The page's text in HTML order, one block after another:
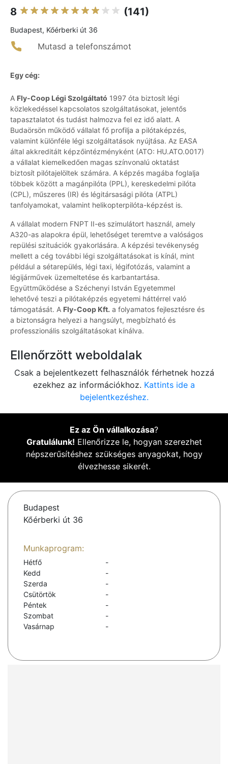
8 (141)
Budapest, Kőérberki út 36
Mutasd a telefonszámot
Egy cég:
A Fly-Coop Légi Szolgáltató 1997 óta biztosít légi
közlekedéssel kapcsolatos szolgáltatásokat, jelentős
tapasztalatot és tudást halmozva fel ez idő alatt. A
Budaörsön működő vállalat fő profilja a pilótaképzés,
valamint különféle légi szolgáltatások nyújtása. Az EASA
által akkreditált képzőintézményként (ATO: HU.ATO.0017)
a vállalat kiemelkedően magas színvonalú oktatást
biztosít pilótajelöltek számára. A képzés magába foglalja
többek között a magánpilóta (PPL), kereskedelmi pilóta
(CPL), műszeres (IR) és légitársasági pilóta (ATPL)
tanfolyamokat, valamint helikopterpilóta-képzést is.
A vállalat modern FNPT II-es szimulátort használ, amely
A320-as alapokra épül, lehetőséget teremtve a valóságos
repülési szituációk gyakorlására. A képzési tevékenység
mellett a cég további légi szolgáltatásokat is kínál, mint
például a sétarepülés, légi taxi, légifotózás, valamint a
légijárművek üzemeltetése és karbantartása.
Együttműködése a Széchenyi István Egyetemmel
lehetővé teszi a pilótaképzés egyetemi háttérrel való
támogatását. A Fly-Coop Kft. a folyamatos fejlesztésre és
a biztonságra helyezi a hangsúlyt, megbízható és
professzionális szolgáltatásokat kínálva.
Ellenőrzött weboldalak
Csak a bejelentkezett felhasználók férhetnek hozzá
ezekhez az információkhoz. Kattints ide a
bejelentkezéshez.
Ez az Ön vállalkozása?
Gratulálunk! Ellenőrizze le, hogyan szerezhet
népszerűsítéshez szükséges anyagokat, hogy
élvezhesse sikerét.
Budapest
Kőérberki út 36
Munkaprogram:
Hétfő
-
Kedd
-
Szerda
-
Csütörtök
-
Péntek
-
Szombat
-
Vasárnap
-